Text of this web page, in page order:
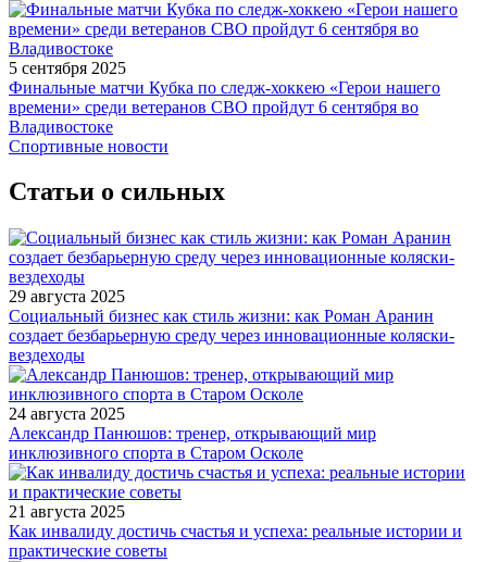
5 сентября 2025
Финальные матчи Кубка по следж-хоккею «Герои нашего
времени» среди ветеранов СВО пройдут 6 сентября во
Владивостоке
Спортивные новости
Статьи о сильных
29 августа 2025
Социальный бизнес как стиль жизни: как Роман Аранин
создает безбарьерную среду через инновационные коляски-
вездеходы
24 августа 2025
Александр Панюшов: тренер, открывающий мир
инклюзивного спорта в Старом Осколе
21 августа 2025
Как инвалиду достичь счастья и успеха: реальные истории и
практические советы